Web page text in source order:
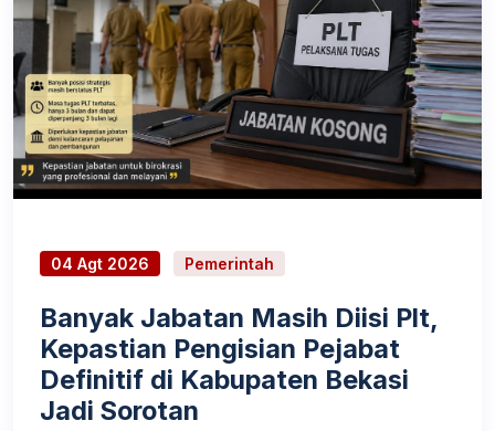
04 Agt 2026 Pemerintah
Banyak Jabatan Masih Diisi Plt,
Kepastian Pengisian Pejabat
Definitif di Kabupaten Bekasi
Jadi Sorotan